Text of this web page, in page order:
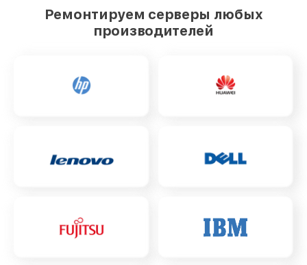
Ремонтируем серверы любых
производителей